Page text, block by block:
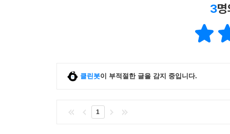
3
클린봇이 부적절한 글을 감지 중입니다.
1